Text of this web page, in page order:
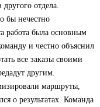
отдела.
бы нечестно
работа была основным
и честно объяснил
все заказы своими
другим.
маршруты,
о результатах. Команда